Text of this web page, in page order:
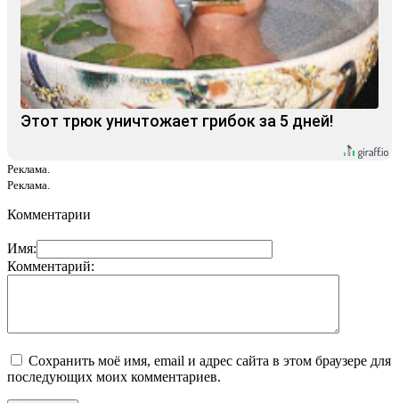
Этот трюк уничтожает грибок за 5 дней!
Реклама.
Реклама.
Комментарии
Имя:
Комментарий:
Сохранить моё имя, email и адрес сайта в этом браузере для
последующих моих комментариев.